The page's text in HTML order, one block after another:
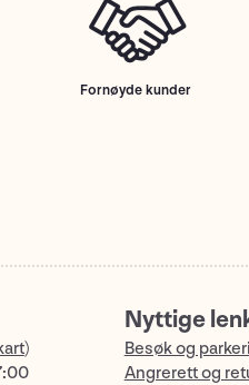
Fornøyde kunder
)
Nyttige
Besøk og
Angrerett og